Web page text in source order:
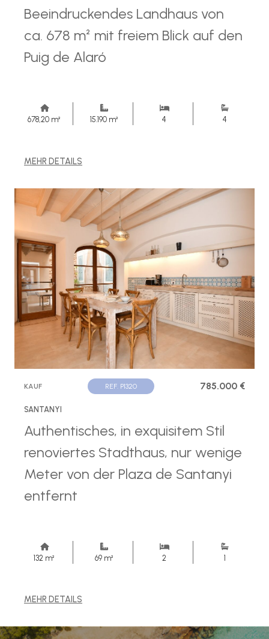
Beeindruckendes Landhaus von
ca. 678 m² mit freiem Blick auf den
Puig de Alaró
678,20 m² 15.190 m² 4 4
MEHR DETAILS
KAUF REF. P1320 785.000 €
SANTANYI
Authentisches, in exquisitem Stil
renoviertes Stadthaus, nur wenige
Meter von der Plaza de Santanyi
entfernt
132 m² 69 m² 2 1
MEHR DETAILS